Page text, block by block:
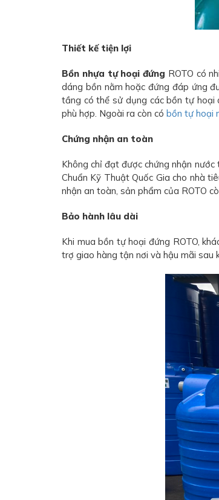
Thiết kế tiện lợi
Bồn nhựa tự hoại đứng ROTO có
dáng bồn nằm hoặc đứng đáp ứng
tầng có thể sử dụng các bồn tự hoại
phù hợp. Ngoài ra còn có bồn tự hoại
Chứng nhận an toàn
Không chỉ đạt được chứng nhận
Chuẩn Kỹ Thuật Quốc Gia cho nhà
nhận an toàn, sản phẩm của ROTO
Bảo hành lâu dài
Khi mua bồn tự hoại đứng ROTO,
trợ giao hàng tận nơi và hậu mãi sau